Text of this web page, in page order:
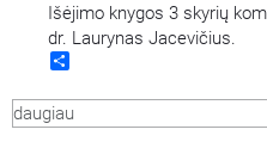
Išėjimo knygos 3 skyrių
dr. Laurynas Jacevičius.
daugiau